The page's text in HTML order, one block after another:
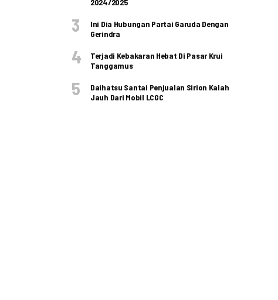
2024/2025
Ini Dia Hubungan Partai Garuda Dengan
Gerindra
Terjadi Kebakaran Hebat Di Pasar Krui
Tanggamus
Daihatsu Santai Penjualan Sirion Kalah
Jauh Dari Mobil LCGC